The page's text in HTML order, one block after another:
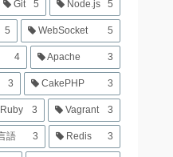
Git 5 Node.js 5
5 WebSocket 5
4 Apache 3
3 CakePHP 3
3 Vagrant 3
語 3 Redis 3